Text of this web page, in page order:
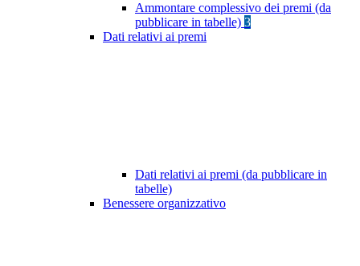
Ammontare complessivo dei premi (da
pubblicare in tabelle) 3
Dati relativi ai premi
Dati relativi ai premi (da pubblicare in
tabelle)
Benessere organizzativo